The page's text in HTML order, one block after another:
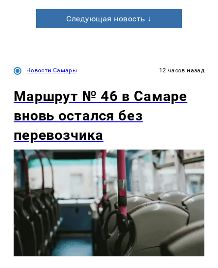
Следующая новость ↓
Новости Самары 12 часов назад
Маршрут № 46 в Самаре
вновь остался без
перевозчика